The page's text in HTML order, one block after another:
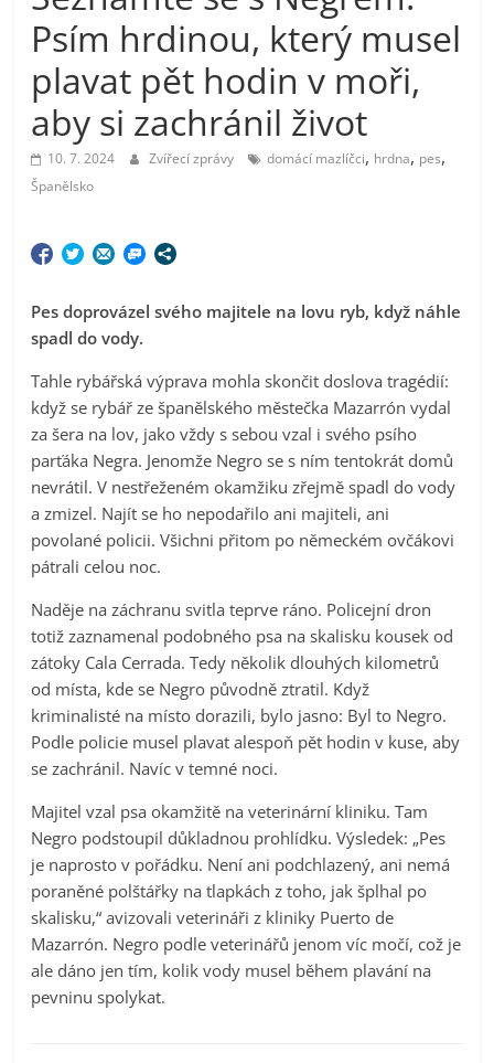
Psím hrdinou, který musel
plavat pět hodin v moři,
aby si zachránil život
10. 7. 2024 Zvířecí zprávy domácí mazlíčci, hrdna, pes,
Španělsko
Pes doprovázel svého majitele na lovu ryb, když náhle
spadl do vody.
Tahle rybářská výprava mohla skončit doslova tragédií:
když se rybář ze španělského městečka Mazarrón vydal
za šera na lov, jako vždy s sebou vzal i svého psího
parťáka Negra. Jenomže Negro se s ním tentokrát domů
nevrátil. V nestřeženém okamžiku zřejmě spadl do vody
a zmizel. Najít se ho nepodařilo ani majiteli, ani
povolané policii. Všichni přitom po německém ovčákovi
pátrali celou noc.
Naděje na záchranu svitla teprve ráno. Policejní dron
totiž zaznamenal podobného psa na skalisku kousek od
zátoky Cala Cerrada. Tedy několik dlouhých kilometrů
od místa, kde se Negro původně ztratil. Když
kriminalisté na místo dorazili, bylo jasno: Byl to Negro.
Podle policie musel plavat alespoň pět hodin v kuse, aby
se zachránil. Navíc v temné noci.
Majitel vzal psa okamžitě na veterinární kliniku. Tam
Negro podstoupil důkladnou prohlídku. Výsledek: „Pes
je naprosto v pořádku. Není ani podchlazený, ani nemá
poraněné polštářky na tlapkách z toho, jak šplhal po
skalisku,“ avizovali veterináři z kliniky Puerto de
Mazarrón. Negro podle veterinářů jenom víc močí, což je
ale dáno jen tím, kolik vody musel během plavání na
pevninu spolykat.